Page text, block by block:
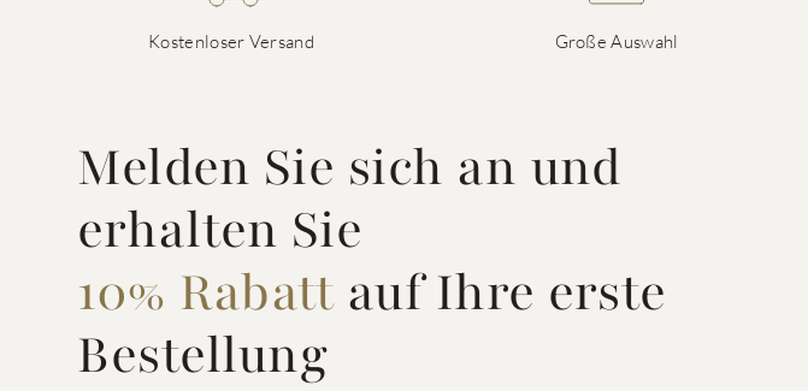
Kostenloser Versand Große Auswahl
Melden Sie sich an und
erhalten Sie
10% Rabattauf Ihre erste
Bestellung